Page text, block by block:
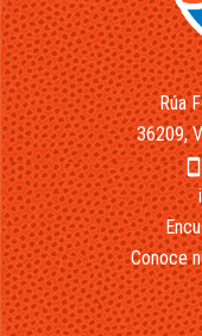
Rúa
36209,
smartphone
Conoce